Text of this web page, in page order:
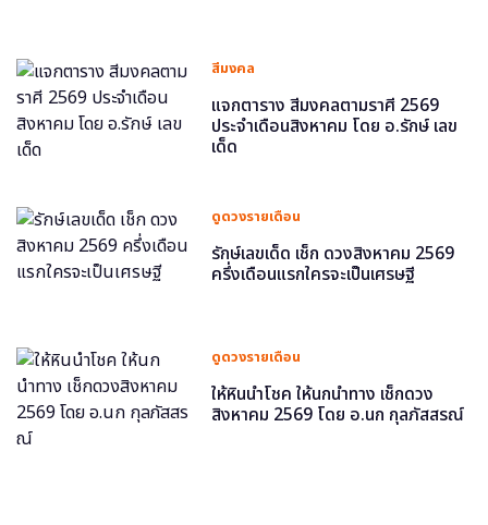
สีมงคล
แจกตาราง สีมงคลตามราศี 2569
ประจำเดือนสิงหาคม โดย อ.รักษ์ เลข
เด็ด
ดูดวงรายเดือน
รักษ์เลขเด็ด เช็ก ดวงสิงหาคม 2569
ครึ่งเดือนแรกใครจะเป็นเศรษฐี
ดูดวงรายเดือน
ให้หินนำโชค ให้นกนำทาง เช็กดวง
สิงหาคม 2569 โดย อ.นก กุลภัสสรณ์